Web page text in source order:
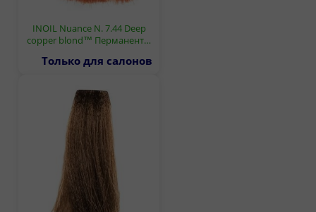
INOIL Nuance N. 7.44 Deep
copper blond™ Перманент…
Только для салонов